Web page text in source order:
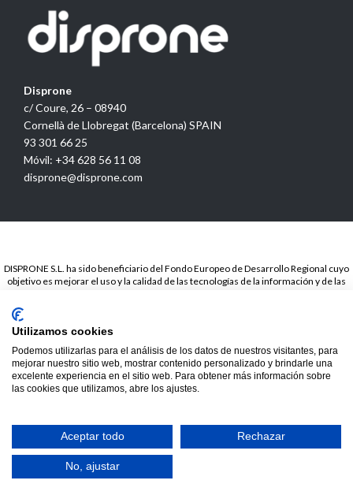
Disprone
c/ Coure, 26 – 08940
Cornellà de Llobregat (Barcelona) SPAIN
93 301 66 25
Móvil: +34 628 56 11 08
disprone@disprone.com
DISPRONE S.L. ha sido beneficiario del Fondo Europeo de Desarrollo Regional cuyo
objetivo es mejorar el uso y la calidad de las tecnologías de la información y de las
página propia.. Esta acción ha tenido lugar en el periodo de TICCámaras 2018. Para
ello ha contado con el apoyo del programa TICCámaras de la Cámara de Barcelona.
Hide chaty
Utilizamos cookies
Podemos utilizarlas para el análisis de los datos de nuestros visitantes, para
mejorar nuestro sitio web, mostrar contenido personalizado y brindarle una
excelente experiencia en el sitio web. Para obtener más información sobre
las cookies que utilizamos, abre los ajustes.
Aceptar todo Rechazar
No, ajustar